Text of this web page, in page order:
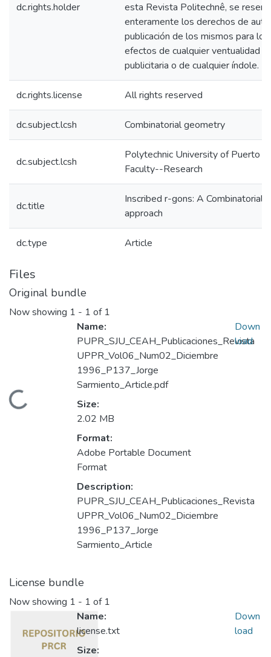
dc.rights.holder
esta Revista Politechnê, se
enteramente los derechos de
publicación de los mismos para los
efectos de cualquier ventualidad
publicitaria o de cualquier índole.
dc.rights.license All rights reserved
dc.subject.lcsh Combinatorial geometry
dc.subject.lcsh
Polytechnic University of Puerto
Faculty--Research
dc.title
Inscribed r-gons: A Combinatorial
approach
dc.type Article
Files
Original bundle
Now showing 1 - 1 of 1
Loading...
Name:
PUPR_SJU_CEAH_Publicaciones_Revista
UPPR_Vol06_Num02_Diciembre
1996_P137_Jorge
Sarmiento_Article.pdf
Size:
2.02 MB
Format:
Adobe Portable Document
Format
Description:
PUPR_SJU_CEAH_Publicaciones_Revista
UPPR_Vol06_Num02_Diciembre
1996_P137_Jorge
Sarmiento_Article
Down
load
License bundle
Now showing 1 - 1 of 1
Name:
license.txt
Size:
Down
load